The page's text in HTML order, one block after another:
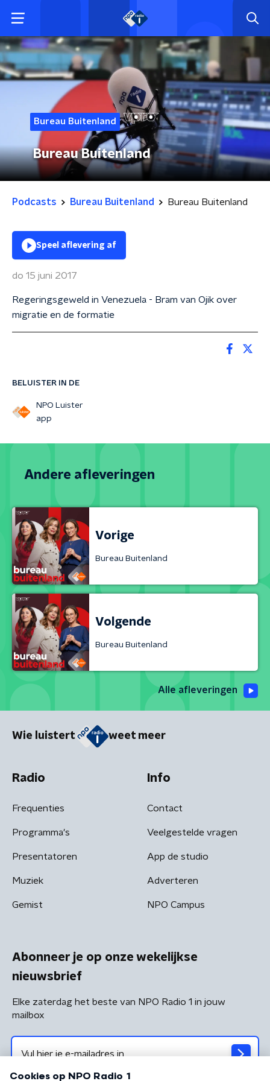
Bureau Buitenland
Bureau Buitenland
Podcasts Bureau Buitenland Bureau Buitenland
BELUISTER IN DE
NPO Luister
app
Speel aflevering af
do 15 juni 2017
Regeringsgeweld in Venezuela - Bram van Ojik over
migratie en de formatie
Andere afleveringen
Vorige
Bureau Buitenland
Volgende
Bureau Buitenland
Alle afleveringen
Wie luistert weet meer
Radio
Frequenties
Programma's
Presentatoren
Muziek
Gemist
Info
Contact
Veelgestelde vragen
App de studio
Adverteren
NPO Campus
Abonneer je op onze wekelijkse
nieuwsbrief
Elke zaterdag het beste van NPO Radio 1 in jouw
mailbox